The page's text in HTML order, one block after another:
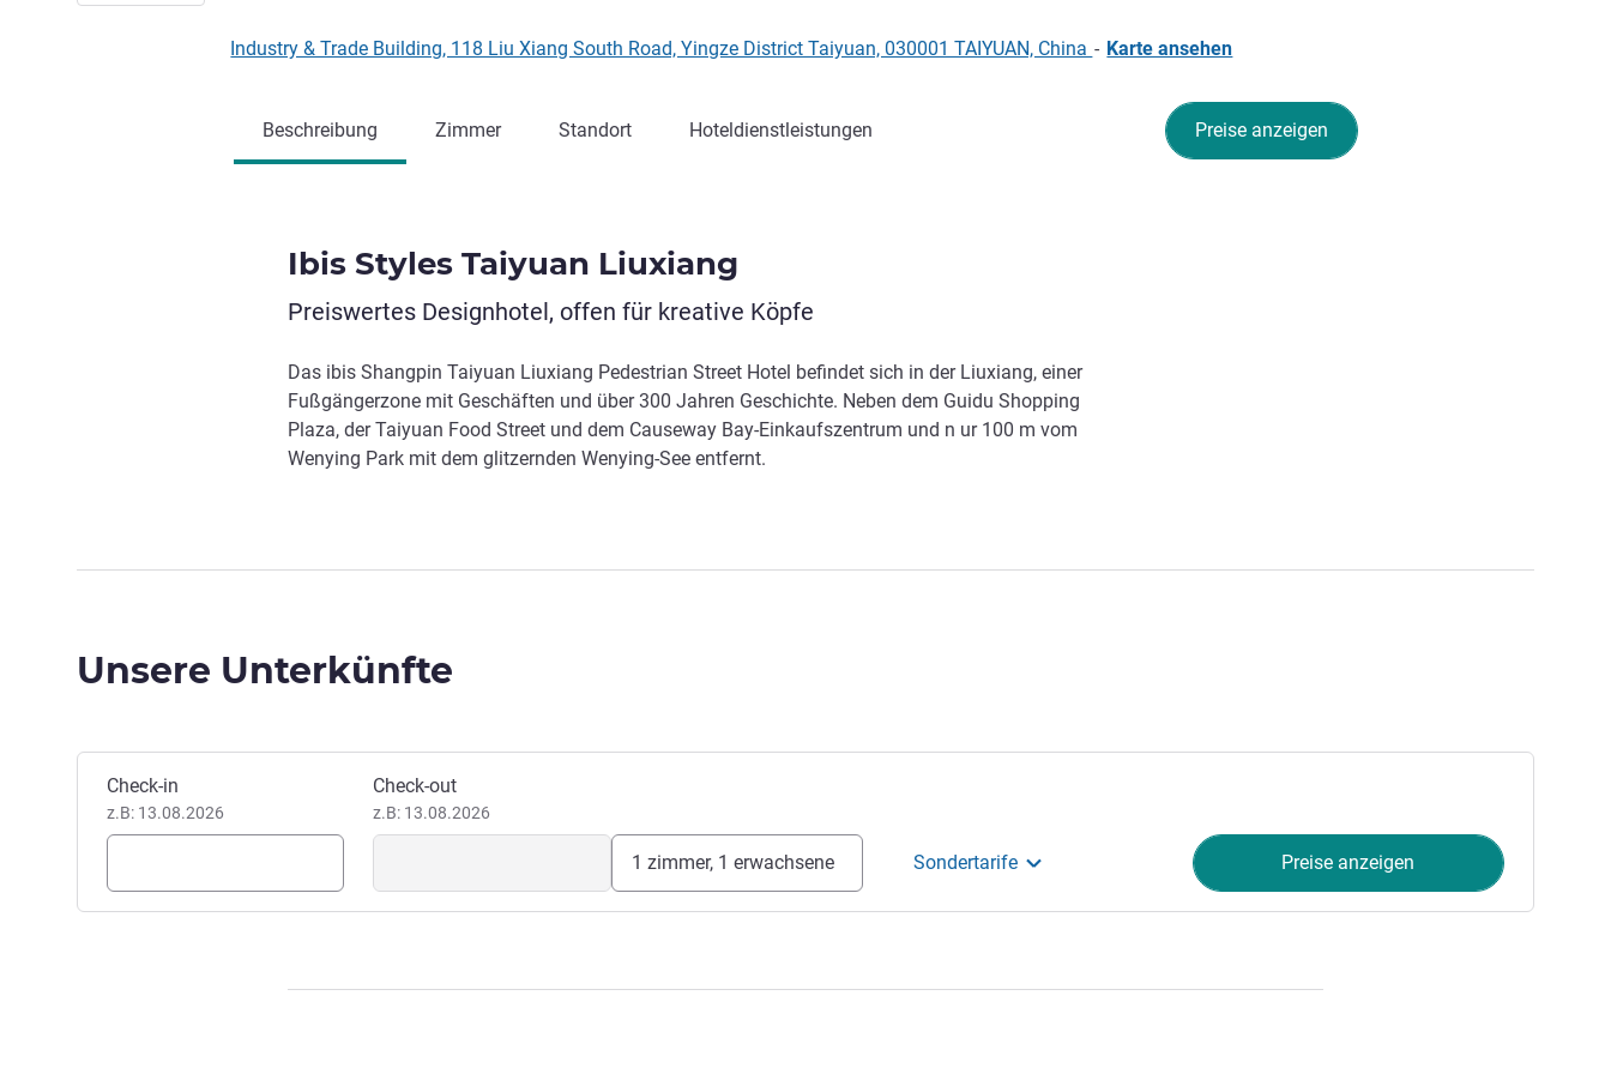
Industry & Trade Building, 118 Liu Xiang South Road, Yingze District Taiyuan, 030001 TAIYUAN, China - Karte ansehen
Preise anzeigen
Beschreibung Zimmer Standort Hoteldienstleistungen
Ibis Styles Taiyuan Liuxiang
Preiswertes Designhotel, offen für kreative Köpfe
Das ibis Shangpin Taiyuan Liuxiang Pedestrian Street Hotel befindet sich in der Liuxiang, einer
Fußgängerzone mit Geschäften und über 300 Jahren Geschichte. Neben dem Guidu Shopping
Plaza, der Taiyuan Food Street und dem Causeway Bay-Einkaufszentrum und n ur 100 m vom
Wenying Park mit dem glitzernden Wenying-See entfernt.
Unsere Unterkünfte
Dieses Hotel buchen
Check-in
z.B: 13.08.2026
Check-out
z.B: 13.08.2026
1 zimmer, 1 erwachsene Sondertarife Preise anzeigen